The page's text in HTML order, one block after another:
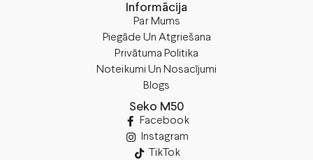
Informācija
Par Mums
Piegāde Un Atgriešana
Privātuma Politika
Noteikumi Un Nosacījumi
Blogs
Seko M50
Facebook
Instagram
TikTok